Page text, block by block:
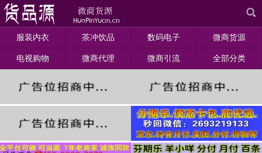
服装内衣 茶冲饮品 数码电子 微商货源
电视购物 微商代理 微商引流 全部分类